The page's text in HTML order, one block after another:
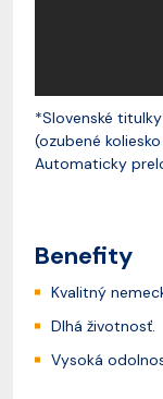
*Slovenské
(ozubené
Automaticky
Benefity
Kvalitný
Dlhá životnosť.
Vysoká